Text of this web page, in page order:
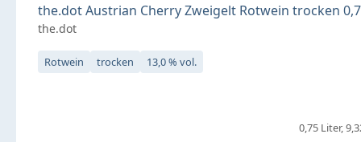
the.dot Austrian Cherry Zweigelt Rotwein trocken
the.dot
Rotwein trocken 13,0 % vol.
0,75 Liter